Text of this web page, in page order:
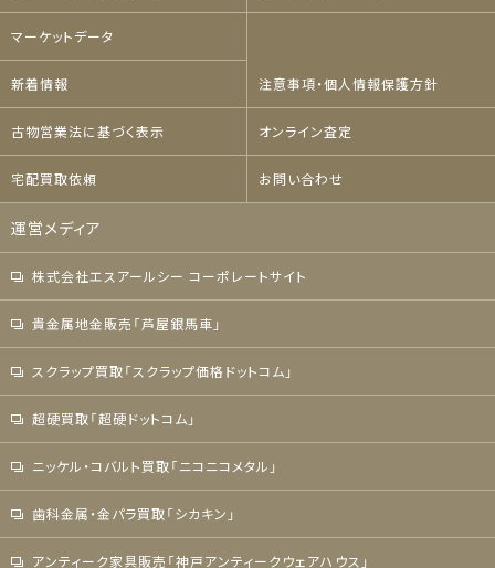
マーケットデータ
新着情報 注意事項・個人情報保護方針
古物営業法に基づく表示 オンライン査定
宅配買取依頼 お問い合わせ
運営メディア
株式会社エスアールシー コーポレートサイト
貴金属地金販売「芦屋銀馬車」
スクラップ買取「スクラップ価格ドットコム」
超硬買取「超硬ドットコム」
ニッケル・コバルト買取「ニコニコメタル」
歯科金属・金パラ買取「シカキン」
アンティーク家具販売「神戸アンティークウェアハウス」